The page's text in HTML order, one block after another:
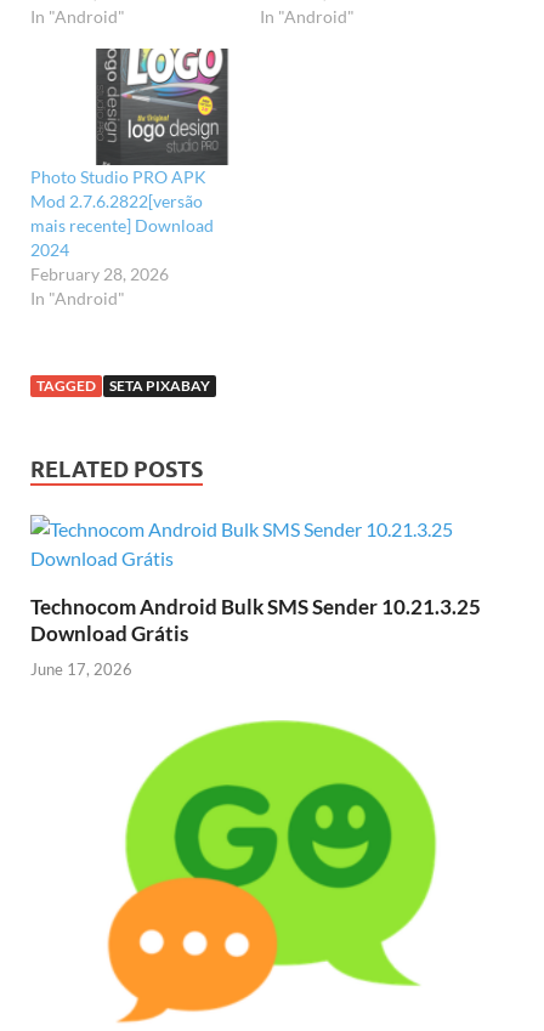
In "Android"
In "Android"
Photo Studio PRO APK
Mod 2.7.6.2822[versão
mais recente] Download
2024
February 28, 2026
In "Android"
TAGGED SETA PIXABAY
RELATED POSTS
Technocom Android Bulk SMS Sender 10.21.3.25
Download Grátis
June 17, 2026